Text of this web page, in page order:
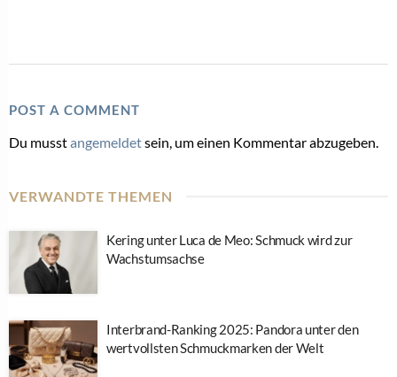
POST A COMMENT
Du musstangemeldetsein, um einen Kommentar abzugeben.
VERWANDTE THEMEN
Kering unter Luca de Meo: Schmuck wird zur
Wachstumsachse
Interbrand-Ranking 2025: Pandora unter den
wertvollsten Schmuckmarken der Welt